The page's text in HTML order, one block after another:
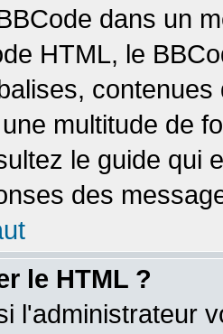
dans un
HTML, le
multitude de
le guide qui
des
le HTML ?
l'administrateur